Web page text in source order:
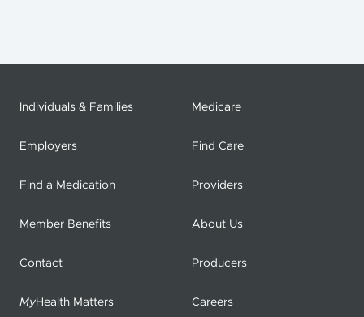
Individuals & Families Medicare
Employers Find Care
Find a Medication Providers
Member Benefits About Us
Contact Producers
MyHealth Matters Careers